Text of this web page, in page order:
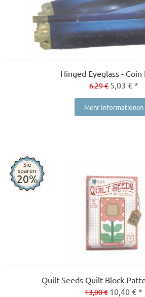
Hinged Eyeglass - Coin
6,29 € 5,03 € *
Mehr Informationen
Sie
sparen
20%
Quilt Seeds Quilt Block
13,00 € 10,40 € *